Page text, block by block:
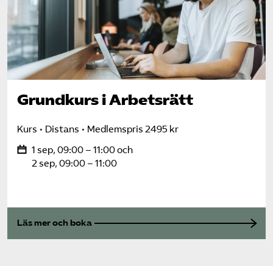
Grundkurs i Arbetsrätt
Kurs Distans
Medlemspris 2495 kr
1 sep, 09:00 – 11:00 och
2 sep, 09:00 – 11:00
Läs mer och boka